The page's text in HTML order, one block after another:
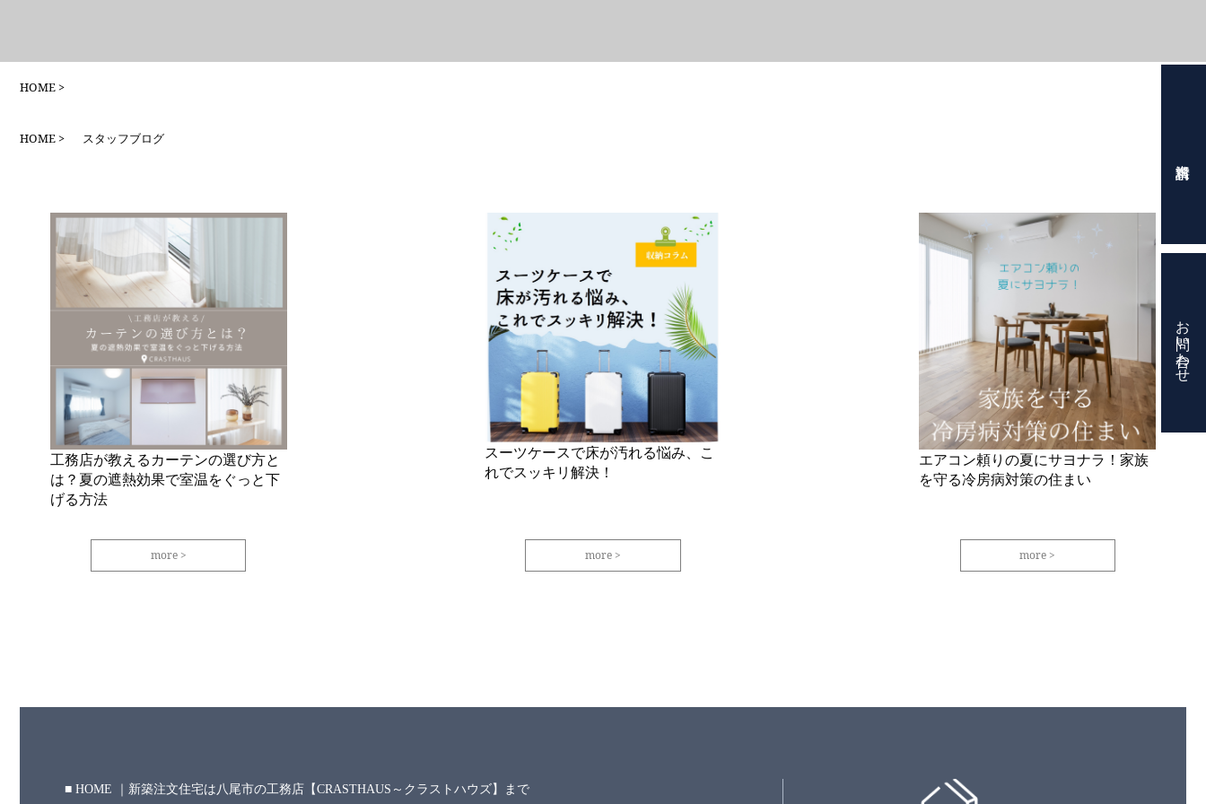
お問い合わせ
HOME
HOME スタッフブログ
工務店が教えるカーテンの選び方と
は？夏の遮熱効果で室温をぐっと下
げる方法
more
スーツケースで床が汚れる悩み、こ
れでスッキリ解決！
more
エアコン頼りの夏にサヨナラ！家族
を守る冷房病対策の住まい
more
HOME ｜新築注文住宅は八尾市の工務店【CRASTHAUS～クラストハウズ】まで